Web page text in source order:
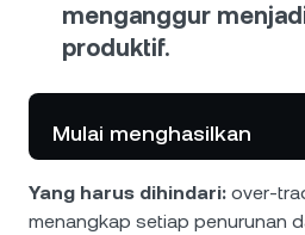
menganggur
produktif.
Mulai menghasilkan
Yang harus dihindari: over-
menangkap setiap penurunan